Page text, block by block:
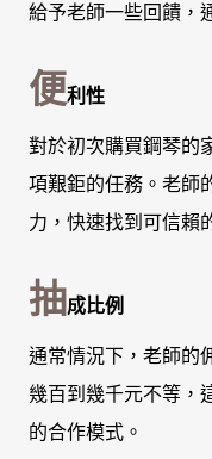
給予老師一些回饋，
便利性
對於初次購買鋼琴的
項艱鉅的任務。老師
力，快速找到可信賴
抽成比例
通常情況下，老師的
幾百到幾千元不等，
的合作模式。